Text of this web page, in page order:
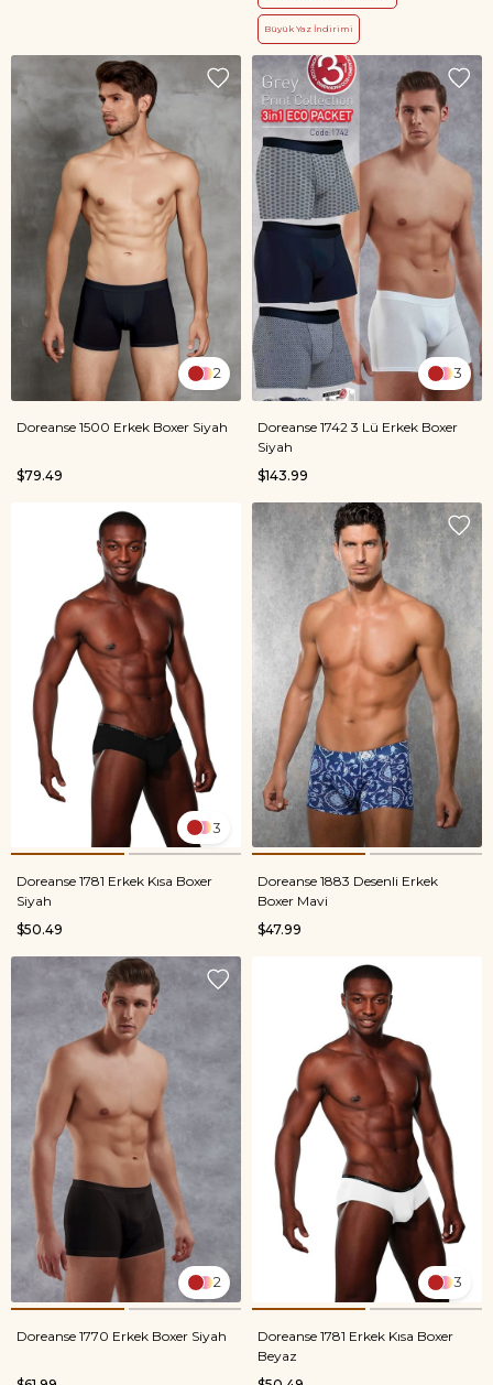
Büyük Yaz İndirimi
2
Doreanse 1500 Erkek Boxer Siyah
$79.49
3
Doreanse 1742 3 Lü Erkek Boxer
Siyah
$143.99
3
Doreanse 1781 Erkek Kısa Boxer
Siyah
$50.49
Doreanse 1883 Desenli Erkek
Boxer Mavi
$47.99
2
Doreanse 1770 Erkek Boxer Siyah
3
Doreanse 1781 Erkek Kısa Boxer
Beyaz